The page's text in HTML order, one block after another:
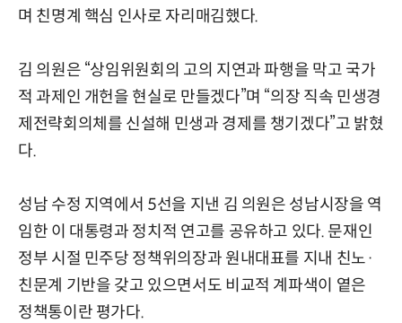
며 친명계 핵심 인사로 자리매김했다.
김 의원은 “상임위원회의 고의 지연과 파행을 막고 국가
적 과제인 개헌을 현실로 만들겠다”며 “의장 직속 민생경
제전략회의체를 신설해 민생과 경제를 챙기겠다”고 밝혔
다.
성남 수정 지역에서 5선을 지낸 김 의원은 성남시장을 역
임한 이 대통령과 정치적 연고를 공유하고 있다. 문재인
정부 시절 민주당 정책위의장과 원내대표를 지내 친노·
친문계 기반을 갖고 있으면서도 비교적 계파색이 옅은
정책통이란 평가다.